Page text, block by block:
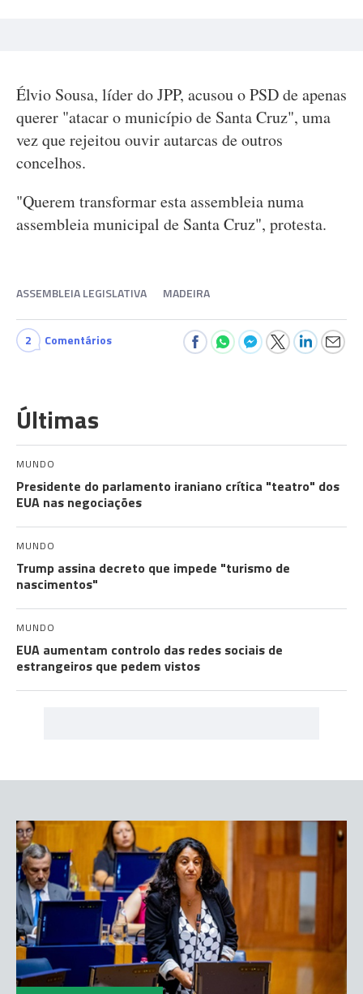
Élvio Sousa, líder do JPP, acusou o PSD de apenas
querer "atacar o município de Santa Cruz", uma
vez que rejeitou ouvir autarcas de outros
concelhos.
"Querem transformar esta assembleia numa
assembleia municipal de Santa Cruz", protesta.
ASSEMBLEIA LEGISLATIVA MADEIRA
2 Comentários
Últimas
MUNDO
Presidente do parlamento iraniano crítica "teatro" dos
EUA nas negociações
MUNDO
Trump assina decreto que impede "turismo de
nascimentos"
MUNDO
EUA aumentam controlo das redes sociais de
estrangeiros que pedem vistos